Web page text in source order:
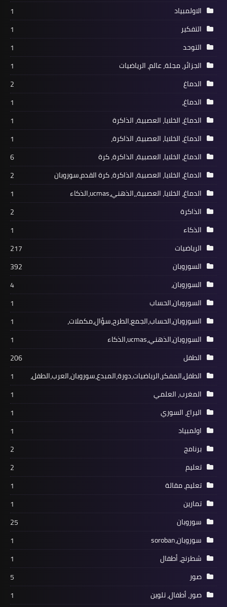
الاولمبياد
1
التفكير
1
التوحد
1
الجزائر، مجلة، عالم، الرياضيات
1
الدماغ
2
الدماغ،
1
الدماغ، الخلايا، العصبية، الذاكرة
1
الدماغ، الخلايا، العصبية، الذاكرة،
1
الدماغ، الخلايا، العصبية، الذاكرة، كرة
6
الدماغ، الخلايا، العصبية، الذاكرة، كرة القدم،سوروبان
2
الدماغ، الخلايا، العصبية،،الذهني،ucmas،الذكاء
1
الذاكرة
2
الذكاء
1
الرياضيات
217
السوروبان
392
السوروبان،
4
السوروبان،الحساب
1
السوروبان،الحساب،الجمع،الطرح،سؤال،مكملات،
1
السوروبان،الذهني،ucmas،الذكاء
1
الطفل
206
الطفل،المفكر،الرياضيات،دورة،المبدع،سوروبان،العرب،الطفل،
1
المغرب، العلمي
1
اليراع، السوري
1
اولمبياد
1
برنامج
2
تعليم
2
تعليم، مقالة
1
تمارين
1
سوروبان
25
سوروبان،soroban
1
شطرنج، أطفال
1
صور
5
صور، أطفال، تلوين
1